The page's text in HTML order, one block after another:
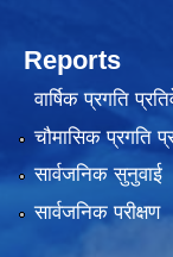
Reports
वार्षिक प्रगति
चौमासिक प्रगति
सार्वजनिक सुनुवाई
सार्वजनिक परीक्षण